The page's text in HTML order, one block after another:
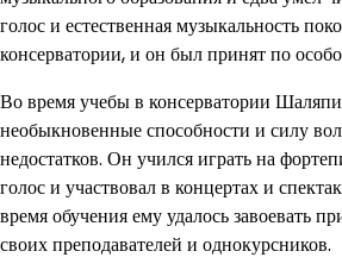
голос и естественная музыкальность
консерватории, и он был принят по
Во время учебы в консерватории
необыкновенные способности и силу
недостатков. Он учился играть на
голос и участвовал в концертах и
время обучения ему удалось завоевать
своих преподавателей и однокурсников.